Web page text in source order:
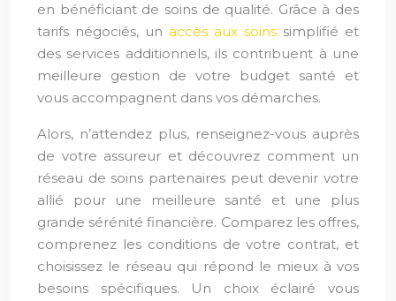
en bénéficiant de soins de qualité. Grâce à des
tarifs négociés, un accès aux soins simplifié et
des services additionnels, ils contribuent à une
meilleure gestion de votre budget santé et
vous accompagnent dans vos démarches.
Alors, n’attendez plus, renseignez-vous auprès
de votre assureur et découvrez comment un
réseau de soins partenaires peut devenir votre
allié pour une meilleure santé et une plus
grande sérénité financière. Comparez les offres,
comprenez les conditions de votre contrat, et
choisissez le réseau qui répond le mieux à vos
besoins spécifiques. Un choix éclairé vous